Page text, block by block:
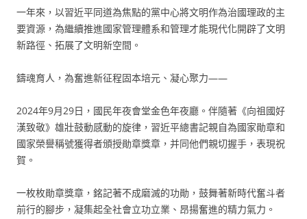
一年來，以習近平同道為焦點的黨中心將文明作為治國理政的主
要資源，為繼續推進國家管理體系和管理才能現代化開辟了文明
新路徑、拓展了文明新空間。
鑄魂育人，為奮進新征程固本培元、凝心聚力——
2024年9月29日，國民年夜會堂金色年夜廳。伴隨著《向祖國好
漢致敬》雄壯鼓動感動的旋律，習近平總書記親自為國家勛章和
國家榮譽稱號獲得者頒授勛章獎章，并同他們親切握手，表現祝
賀。
一枚枚勛章獎章，銘記著不成磨滅的功勛，鼓舞著新時代奮斗者
前行的腳步，凝集起全社會立功立業、昂揚奮進的精力氣力。